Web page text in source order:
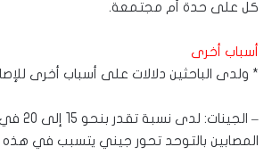
كل على حدة أم مجتمعة.
أسباب أخرى
* ولدى الباحثين دلالات على أسباب أخرى
–
المصابين بالتوحد تحور جيني يتسبب في هذه